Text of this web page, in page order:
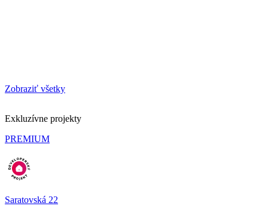
Zobraziť všetky
Exkluzívne projekty
PREMIUM
Saratovská 22